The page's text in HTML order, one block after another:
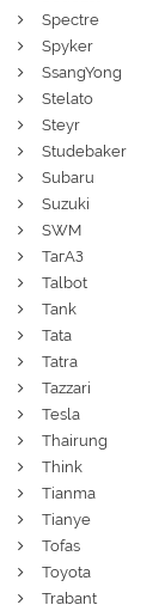
Spectre
Spyker
SsangYong
Stelato
Steyr
Studebaker
Subaru
Suzuki
SWM
ТагАЗ
Talbot
Tank
Tata
Tatra
Tazzari
Tesla
Thairung
Think
Tianma
Tianye
Tofas
Toyota
Trabant